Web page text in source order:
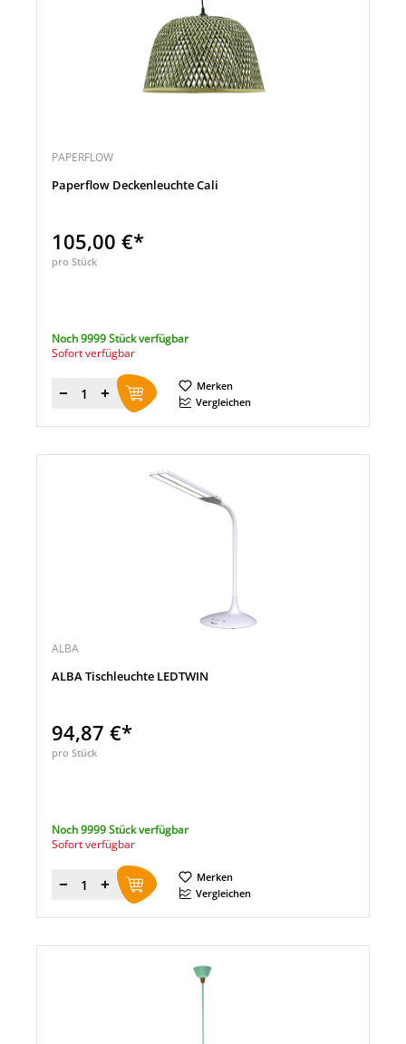
PAPERFLOW
Paperflow Deckenleuchte Cali
105,00 €*
pro Stück
Noch 9999 Stück verfügbar
Sofort verfügbar
Menge
Merken
Vergleichen
ALBA
ALBA Tischleuchte LEDTWIN
94,87 €*
pro Stück
Noch 9999 Stück verfügbar
Sofort verfügbar
Menge
Merken
Vergleichen